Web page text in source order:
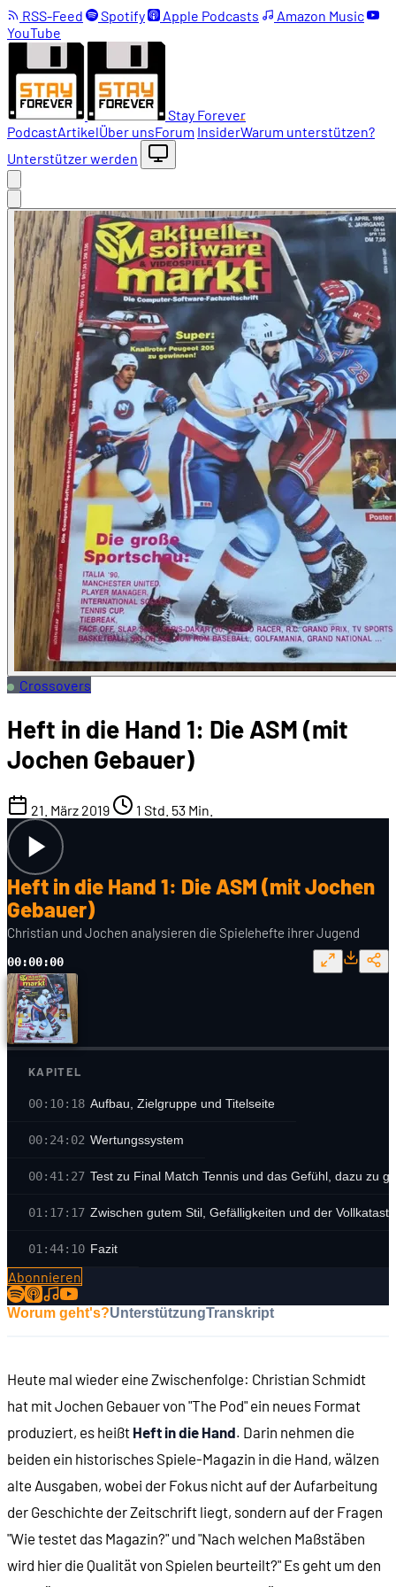
RSS-Feed Spotify Apple Podcasts
Amazon Music
YouTube
Stay Forever
PodcastArtikelÜber unsForum InsiderWarum unterstützen?
Unterstützer werden
Crossovers
Heft in die Hand 1: Die ASM (mit
Jochen Gebauer)
21. März 2019 1 Std. 53 Min.
Heft in die Hand 1: Die ASM (mit Jochen
Gebauer)
Christian und Jochen analysieren die Spielehefte ihrer Jugend
00:00:00
KAPITEL
00:10:18 Aufbau, Zielgruppe und Titelseite
00:24:02 Wertungssystem
00:41:27 Test zu Final Match Tennis und das Gefühl, dazu zu
01:17:17 Zwischen gutem Stil, Gefälligkeiten und der
01:44:10 Fazit
Abonnieren
Worum geht's?UnterstützungTranskript
Heute mal wieder eine Zwischenfolge: Christian Schmidt
hat mit Jochen Gebauer von "The Pod" ein neues Format
produziert, es heißt Heft in die Hand. Darin nehmen die
beiden ein historisches Spiele-Magazin in die Hand, wälzen
alte Ausgaben, wobei der Fokus nicht auf der Aufarbeitung
der Geschichte der Zeitschrift liegt, sondern auf der Fragen
"Wie testet das Magazin?" und "Nach welchen Maßstäben
wird hier die Qualität von Spielen beurteilt?" Es geht um den